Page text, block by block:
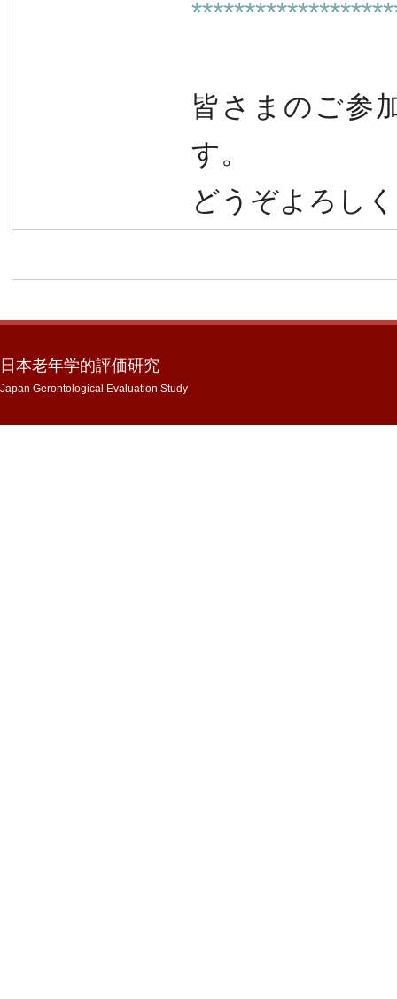
皆さまのご参
す。
どうぞよろし
日本老年学的評価研究
Japan Gerontological Evaluation Study